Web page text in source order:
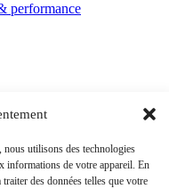
utilisons des technologies
informations de votre appareil. En
des données telles que votre
performance
2025 – Une communauté
performance